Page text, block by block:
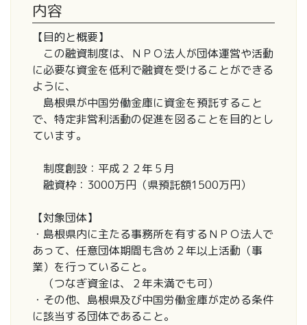
内容
【目的と概要】
この融資制度は、ＮＰＯ法人が団体運営や活動
に必要な資金を低利で融資を受けることができる
ように、
島根県が中国労働金庫に資金を預託すること
で、特定非営利活動の促進を図ることを目的とし
ています。
制度創設：平成２２年５月
融資枠：3000万円（県預託額1500万円）
【対象団体】
・島根県内に主たる事務所を有するＮＰＯ法人で
あって、任意団体期間も含め２年以上活動（事
業）を行っていること。
（つなぎ資金は、２年未満でも可）
・その他、島根県及び中国労働金庫が定める条件
に該当する団体であること。